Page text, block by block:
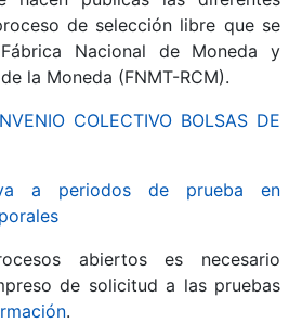
de selección libre que se
Nacional de Moneda y
la Moneda (FNMT-RCM).
COLECTIVO BOLSAS DE
a periodos de prueba en
abiertos es necesario
de solicitud a las pruebas
.